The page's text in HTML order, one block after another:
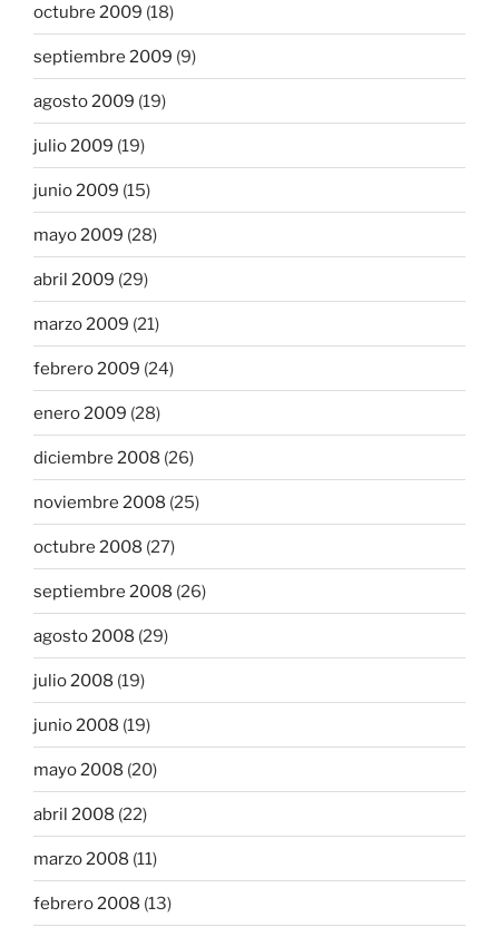
octubre 2009 (18)
septiembre 2009 (9)
agosto 2009 (19)
julio 2009 (19)
junio 2009 (15)
mayo 2009 (28)
abril 2009 (29)
marzo 2009 (21)
febrero 2009 (24)
enero 2009 (28)
diciembre 2008 (26)
noviembre 2008 (25)
octubre 2008 (27)
septiembre 2008 (26)
agosto 2008 (29)
julio 2008 (19)
junio 2008 (19)
mayo 2008 (20)
abril 2008 (22)
marzo 2008 (11)
febrero 2008 (13)